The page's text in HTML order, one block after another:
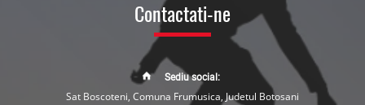
Contactati-ne
Sediu social:
Sat Boscoteni, Comuna Frumusica, Judetul Botosani